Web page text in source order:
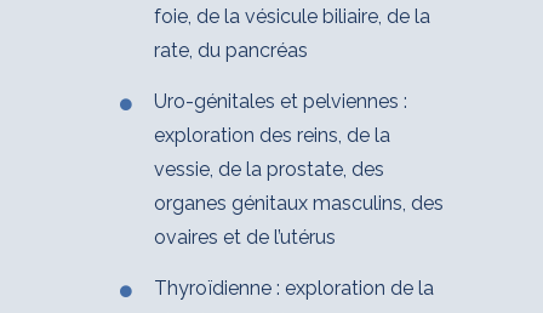
foie, de la vésicule biliaire, de la
rate, du pancréas
Uro-génitales et pelviennes :
exploration des reins, de la
vessie, de la prostate, des
organes génitaux masculins, des
ovaires et de l’utérus
Thyroïdienne : exploration de la